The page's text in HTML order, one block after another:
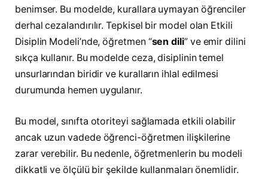
benimser. Bu modelde, kurallara uymayan öğrenciler
derhal cezalandırılır. Tepkisel bir model olan Etkili
Disiplin Modeli’nde, öğretmen “sen dili” ve emir dilini
sıkça kullanır. Bu modelde ceza, disiplinin temel
unsurlarından biridir ve kuralların ihlal edilmesi
durumunda hemen uygulanır.
Bu model, sınıfta otoriteyi sağlamada etkili olabilir
ancak uzun vadede öğrenci-öğretmen ilişkilerine
zarar verebilir. Bu nedenle, öğretmenlerin bu modeli
dikkatli ve ölçülü bir şekilde kullanmaları önemlidir.